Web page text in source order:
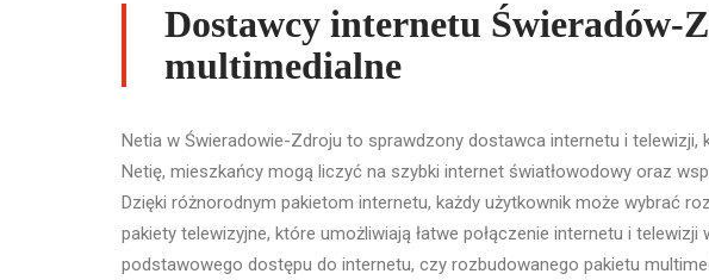
Dostawcy internetu
multimedialne
Netia w Świeradowie-Zdroju to sprawdzony dostawca internetu i
Netię, mieszkańcy mogą liczyć na szybki internet światłowodowy oraz
Dzięki różnorodnym pakietom internetu, każdy użytkownik może wybrać
pakiety telewizyjne, które umożliwiają łatwe połączenie internetu i
podstawowego dostępu do internetu, czy rozbudowanego pakietu